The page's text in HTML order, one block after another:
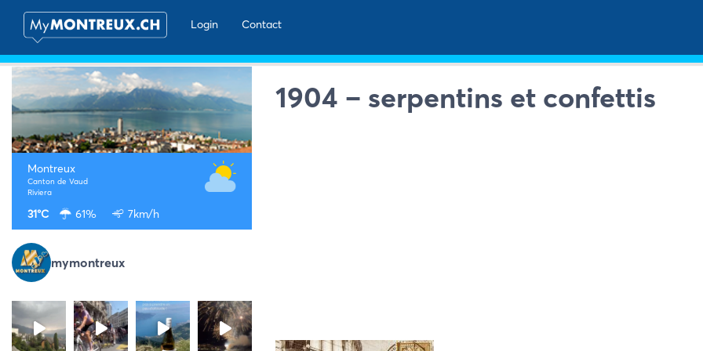
Login
Contact
Montreux
Canton de Vaud
Riviera
31°C 61% 7km/h
mymontreux
1904 – serpentins et confettis